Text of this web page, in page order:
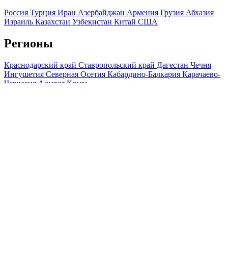
Россия Турция Иран Азербайджан Армения Грузия Абхазия
Израиль Казахстан Узбекистан Китай США
Регионы
Краснодарский край Ставропольский край Дагестан Чечня
Ингушетия Северная Осетия Кабардино-Балкария Карачаево-
Черкесия Адыгея Крым